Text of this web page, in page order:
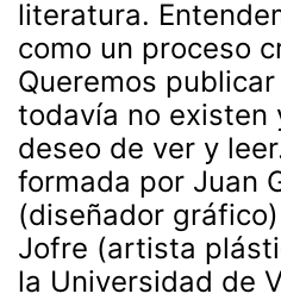
literatura.
como un proceso
Queremos
todavía no existen
deseo de ver y
formada por Juan
(diseñador
Jofre (artista
la Universidad de